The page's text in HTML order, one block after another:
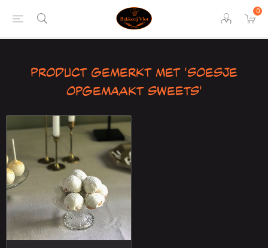
0
Product gemerkt met 'soesje
opgemaakt sweets'